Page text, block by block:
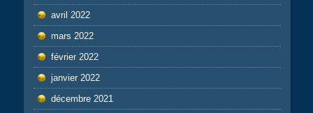
avril 2022
mars 2022
février 2022
janvier 2022
décembre 2021